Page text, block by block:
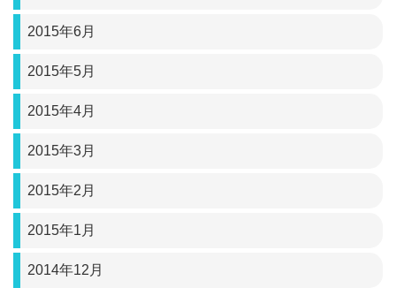
2015年6月
2015年5月
2015年4月
2015年3月
2015年2月
2015年1月
2014年12月